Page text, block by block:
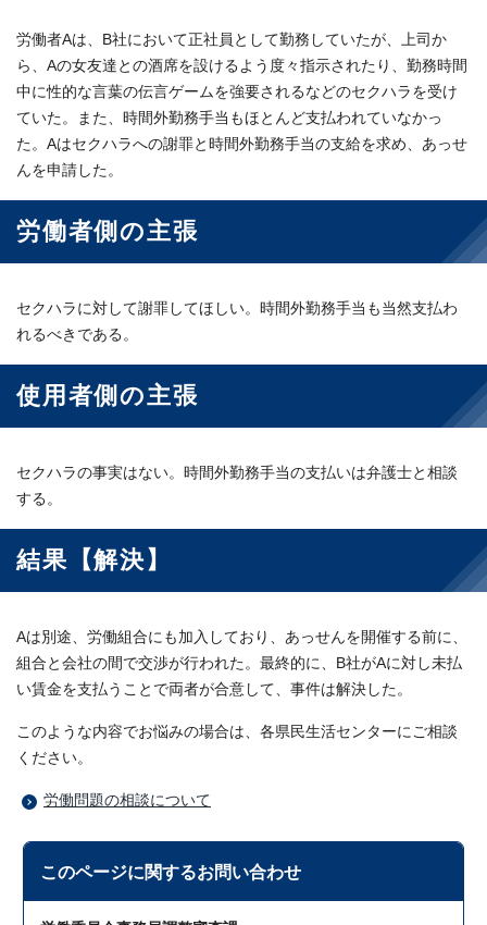
労働者Aは、B社において正社員として勤務していたが、上司か
ら、Aの女友達との酒席を設けるよう度々指示されたり、勤務時間
中に性的な言葉の伝言ゲームを強要されるなどのセクハラを受け
ていた。また、時間外勤務手当もほとんど支払われていなかっ
た。Aはセクハラへの謝罪と時間外勤務手当の支給を求め、あっせ
んを申請した。
労働者側の主張
セクハラに対して謝罪してほしい。時間外勤務手当も当然支払わ
れるべきである。
使用者側の主張
セクハラの事実はない。時間外勤務手当の支払いは弁護士と相談
する。
結果【解決】
Aは別途、労働組合にも加入しており、あっせんを開催する前に、
組合と会社の間で交渉が行われた。最終的に、B社がAに対し未払
い賃金を支払うことで両者が合意して、事件は解決した。
このような内容でお悩みの場合は、各県民生活センターにご相談
ください。
労働問題の相談について
このページに関するお問い合わせ